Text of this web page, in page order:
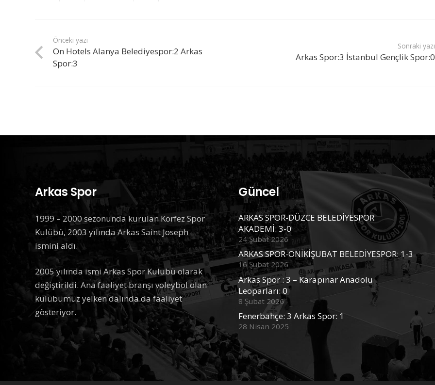
Önceki yazı
On Hotels Alanya Belediyespor:2 Arkas
Spor:3
Sonraki yazı
Arkas Spor:3 İstanbul Gençlik Spor:0
Arkas Spor
1999 – 2000 sezonunda kurulan Körfez Spor
Kulübü, 2003 yılında Arkas Saint Joseph
ismini aldı.
2005 yılında ismi Arkas Spor Kulubü olarak
değiştirildi. Ana faaliyet branşı voleybol olan
kulübümüz yelken dalında da faaliyet
gösteriyor.
Güncel
ARKAS SPOR-DÜZCE BELEDİYESPOR
AKADEMİ: 3-0
24 Şubat 2026
ARKAS SPOR-ONİKİŞUBAT BELEDİYESPOR: 1-3
16 Şubat 2026
Arkas Spor : 3 – Karapınar Anadolu
Leoparları: 0
8 Şubat 2026
Fenerbahçe: 3 Arkas Spor: 1
28 Nisan 2025